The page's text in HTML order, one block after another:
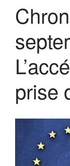
prise